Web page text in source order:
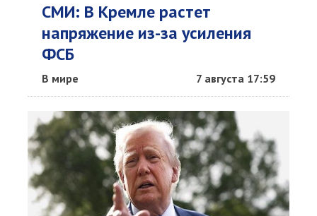
СМИ: В Кремле растет
напряжение из-за усиления
ФСБ
В мире 7 августа 17:59